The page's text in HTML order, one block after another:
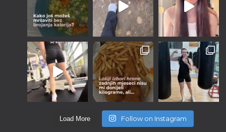
Load More Follow on Instagram